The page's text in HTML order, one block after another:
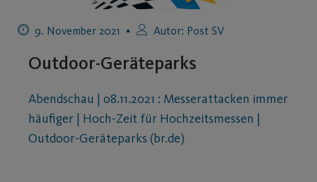
9. November 2021 Autor: Post SV
Outdoor-Geräteparks
Abendschau | 08.11.2021 : Messerattacken immer
häufiger | Hoch-Zeit für Hochzeitsmessen |
Outdoor-Geräteparks (br.de)